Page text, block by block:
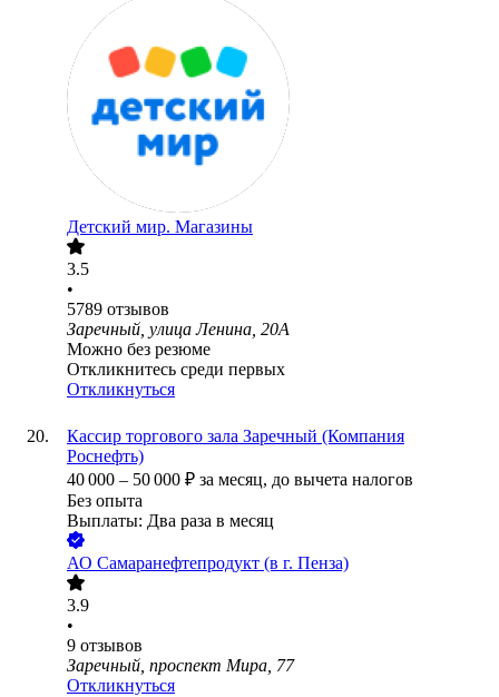
Детский мир. Магазины
3.5
•
5789 отзывов
Заречный, улица Ленина, 20А
Можно без резюме
Откликнитесь среди первых
Откликнуться
Кассир торгового зала Заречный (Компания
Роснефть)
40 000 – 50 000 ₽ за месяц, до вычета налогов
Без опыта
Выплаты: Два раза в месяц
АО Самаранефтепродукт (в г. Пенза)
3.9
•
9 отзывов
Заречный, проспект Мира, 77
Откликнуться